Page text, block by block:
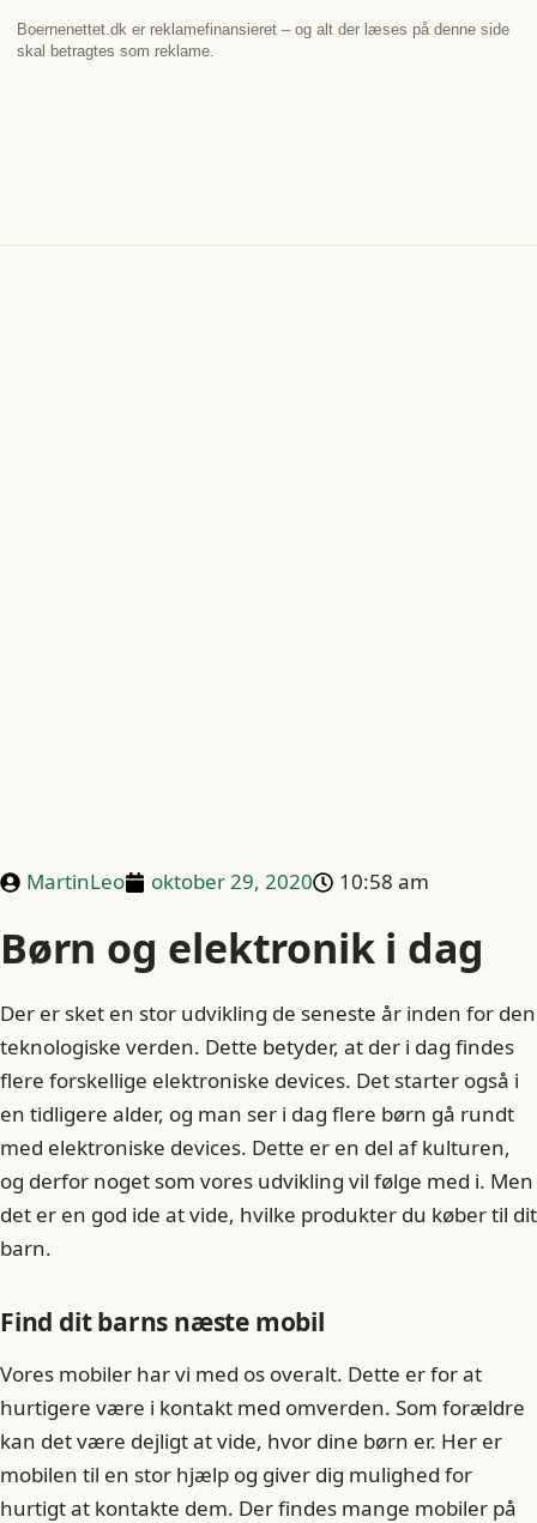
Boernenettet.dk er reklamefinansieret – og alt der læses på denne side
skal betragtes som reklame.
MartinLeo oktober 29, 2020 10:58 am
Børn og elektronik i dag
Der er sket en stor udvikling de seneste år inden for den
teknologiske verden. Dette betyder, at der i dag findes
flere forskellige elektroniske devices. Det starter også i
en tidligere alder, og man ser i dag flere børn gå rundt
med elektroniske devices. Dette er en del af kulturen,
og derfor noget som vores udvikling vil følge med i. Men
det er en god ide at vide, hvilke produkter du køber til dit
barn.
Find dit barns næste mobil
Vores mobiler har vi med os overalt. Dette er for at
hurtigere være i kontakt med omverden. Som forældre
kan det være dejligt at vide, hvor dine børn er. Her er
mobilen til en stor hjælp og giver dig mulighed for
hurtigt at kontakte dem. Der findes mange mobiler på